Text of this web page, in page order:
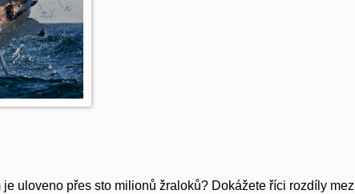
uloveno přes sto milionů žraloků? Dokážete říci rozdíly